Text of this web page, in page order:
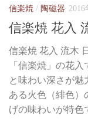
信楽焼 / 陶磁器 2016
信楽焼 花入
信楽焼 花入 流木
「信楽焼」の花
と味わい深さが
ある火色（緋色）
げの味わいが特色